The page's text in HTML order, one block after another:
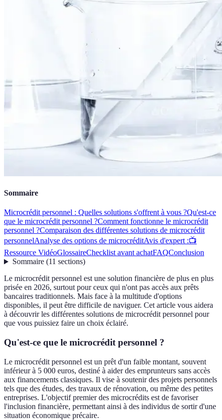
Sommaire
Microcrédit personnel : Quelles solutions s'offrent à vous ?Qu'est-ce
que le microcrédit personnel ?Comment fonctionne le microcrédit
personnel ?Comparaison des différentes solutions de microcrédit
personnelAnalyse des options de microcréditAvis d'expert :📺
Ressource VidéoGlossaireChecklist avant achatFAQConclusion
Sommaire(11 sections)
Le microcrédit personnel est une solution financière de plus en plus
prisée en 2026, surtout pour ceux qui n'ont pas accès aux prêts
bancaires traditionnels. Mais face à la multitude d'options
disponibles, il peut être difficile de naviguer. Cet article vous aidera
à découvrir les différentes solutions de microcrédit personnel pour
que vous puissiez faire un choix éclairé.
Qu'est-ce que le microcrédit personnel ?
Le microcrédit personnel est un prêt d'un faible montant, souvent
inférieur à 5 000 euros, destiné à aider des emprunteurs sans accès
aux financements classiques. Il vise à soutenir des projets personnels
tels que des études, des travaux de rénovation, ou même des petites
entreprises. L'objectif premier des microcrédits est de favoriser
l'inclusion financière, permettant ainsi à des individus de sortir d'une
situation économique précaire.